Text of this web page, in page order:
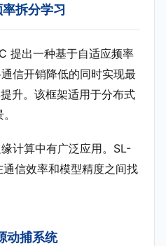
拆分学习
提出一种基于自适应频率
信开销降低的同时实现最
升。该框架适用于分布式
计算中有广泛应用。SL-
信效率和模型精度之间找
动捕系统